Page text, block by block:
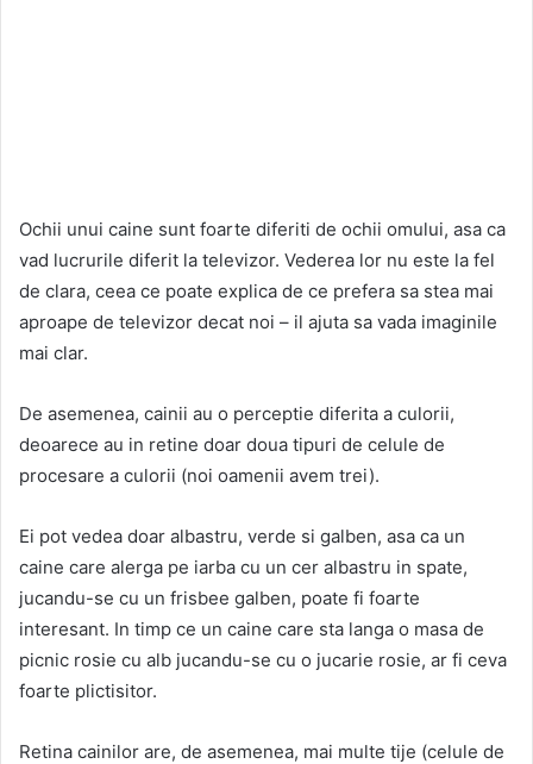
Ochii unui caine sunt foarte diferiti de ochii omului, asa ca
vad lucrurile diferit la televizor. Vederea lor nu este la fel
de clara, ceea ce poate explica de ce prefera sa stea mai
aproape de televizor decat noi – il ajuta sa vada imaginile
mai clar.
De asemenea, cainii au o perceptie diferita a culorii,
deoarece au in retine doar doua tipuri de celule de
procesare a culorii (noi oamenii avem trei).
Ei pot vedea doar albastru, verde si galben, asa ca un
caine care alerga pe iarba cu un cer albastru in spate,
jucandu-se cu un frisbee galben, poate fi foarte
interesant. In timp ce un caine care sta langa o masa de
picnic rosie cu alb jucandu-se cu o jucarie rosie, ar fi ceva
foarte plictisitor.
Retina cainilor are, de asemenea, mai multe tije (celule de